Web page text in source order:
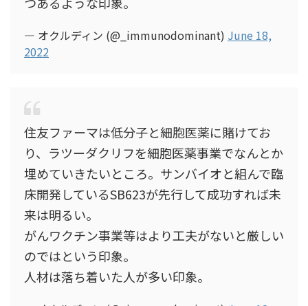
— オクルディン (@_immunodominant) June 18,
2022
住友ファーマは低分子と細胞医薬に賭けてお
り、ラツーダクリフを細胞医薬事業でなんとか
埋めていきたいところ。サンバイオと組んで臨
床開発しているSB623が先行して成功すれば未
来は明るい。
がんワクチン事業等はより工夫がないと厳しい
のではという印象。
人材は落ち着いた人が多い印象。